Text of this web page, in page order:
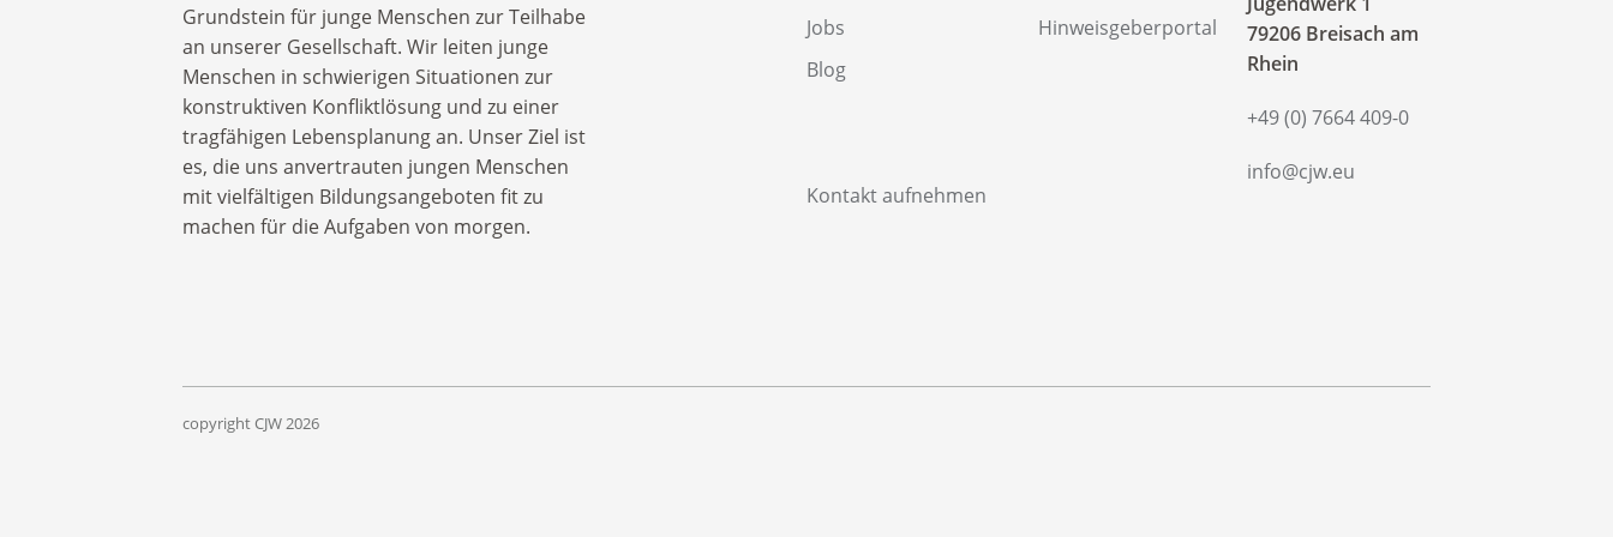
Grundstein für junge Menschen zur Teilhabe
an unserer Gesellschaft. Wir leiten junge
Menschen in schwierigen Situationen zur
konstruktiven Konfliktlösung und zu einer
tragfähigen Lebensplanung an. Unser Ziel ist
es, die uns anvertrauten jungen Menschen
mit vielfältigen Bildungsangeboten fit zu
machen für die Aufgaben von morgen.
Jobs
Blog
Kontakt aufnehmen
Hinweisgeberportal
79206 Breisach am
Rhein
+49 (0) 7664 409-0
info@cjw.eu
copyright CJW2026